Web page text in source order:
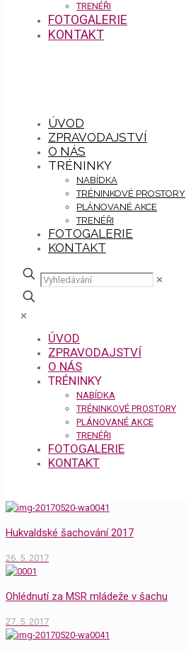
TRENÉŘI
FOTOGALERIE
KONTAKT
ÚVOD
ZPRAVODAJSTVÍ
O NÁS
TRÉNINKY
NABÍDKA
TRÉNINKOVÉ PROSTORY
PLÁNOVANÉ AKCE
TRENÉŘI
FOTOGALERIE
KONTAKT
✕
✕
ÚVOD
ZPRAVODAJSTVÍ
O NÁS
TRÉNINKY
NABÍDKA
TRÉNINKOVÉ PROSTORY
PLÁNOVANÉ AKCE
TRENÉŘI
FOTOGALERIE
KONTAKT
Hukvaldské šachování 2017
26. 5. 2017
Ohlédnutí za MSR mládeže v šachu
27. 5. 2017